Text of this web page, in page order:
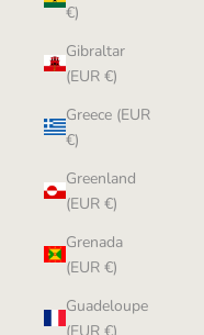
€)
Gibraltar
(EUR €)
Greece (EUR
€)
Greenland
(EUR €)
Grenada
(EUR €)
Guadeloupe